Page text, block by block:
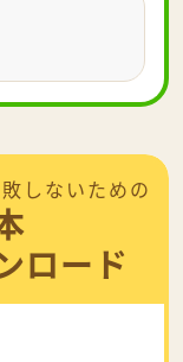
しないための
ロード